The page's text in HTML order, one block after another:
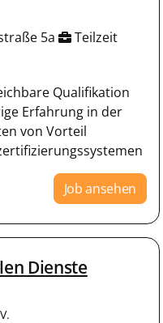
5a Teilzeit
Qualifikation
Erfahrung in der
von Vorteil
Job ansehen
Dienste